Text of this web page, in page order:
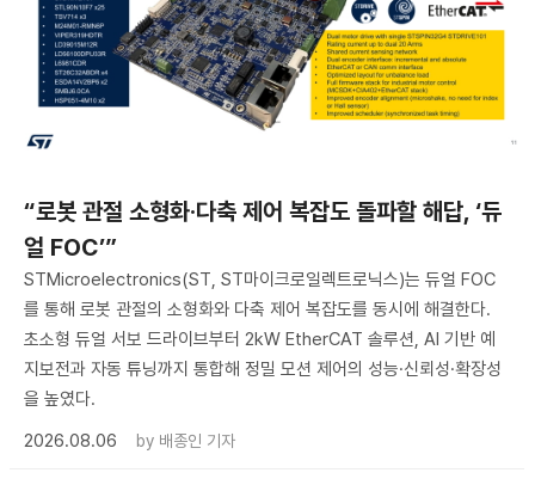
“로봇 관절 소형화·다축 제어 복잡도 돌파할 해답, ‘듀
얼 FOC’”
STMicroelectronics(ST, ST마이크로일렉트로닉스)는 듀얼 FOC
를 통해 로봇 관절의 소형화와 다축 제어 복잡도를 동시에 해결한다.
초소형 듀얼 서보 드라이브부터 2kW EtherCAT 솔루션, AI 기반 예
지보전과 자동 튜닝까지 통합해 정밀 모션 제어의 성능·신뢰성·확장성
을 높였다.
2026.08.06
by 배종인 기자